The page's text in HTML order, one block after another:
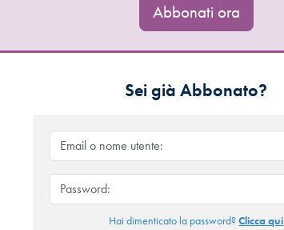
Abbonati ora
Sei già Abbonato?
Hai dimenticato la password?Clicca qui